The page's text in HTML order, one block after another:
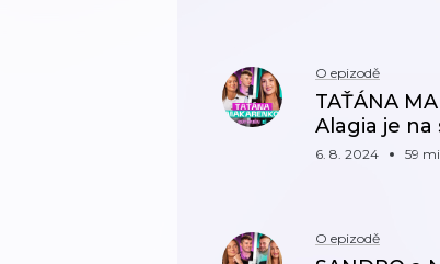
O epizodě
TAŤÁNA
Alagia je na
6. 8. 2024 59
O epizodě